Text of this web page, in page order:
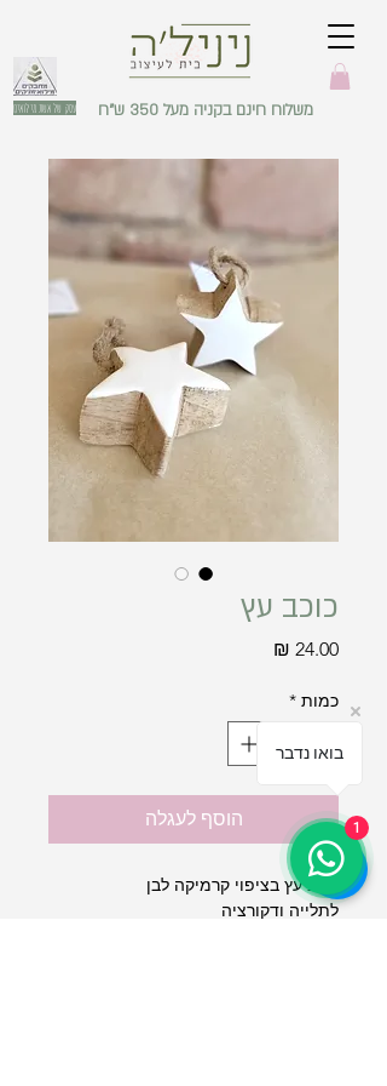
עסק של אשת מילואים משלוח חינם בקניה מעל 350 ש"ח
כוכב עץ
כמות *
הוסף לעגלה
כוכב עץ בציפוי קרמיקה לבן
לתלייה ודקורציה
בואו נדבר
1